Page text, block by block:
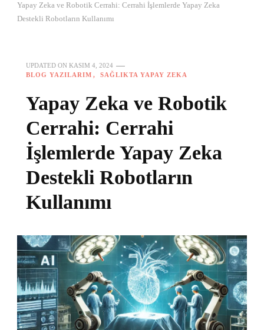
Yapay Zeka ve Robotik Cerrahi: Cerrahi İşlemlerde Yapay Zeka
Destekli Robotların Kullanımı
UPDATED ON KASIM 4, 2024
BLOG YAZILARIM
SAĞLIKTA YAPAY ZEKA
Yapay Zeka ve Robotik
Cerrahi: Cerrahi
İşlemlerde Yapay Zeka
Destekli Robotların
Kullanımı